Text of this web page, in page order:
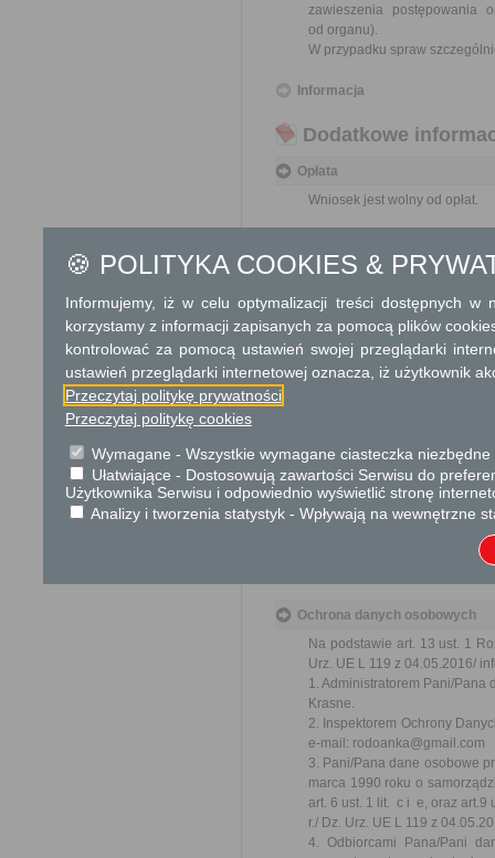
zawieszenia postępowania
od organu).
W przypadku spraw
Informacja
Dodatkowe
Opłata
Wniosek jest wolny od opłat.
Brak
Skargi i wnioski
Przedmiotem skargi może
ich pracowników, naruszenie
Organ właściwy dla
miesiąca.
Podstawa prawna
Ustawa z dnia 23
Ustawa z dnia 21
Ochrona danych osobowych
Na podstawie art. 13 ust. 1
Urz. UE L 119 z 04.05.2016/
1. Administratorem Pani/Pana
Krasne.
2. Inspektorem Ochrony
e-mail: rodoanka@gmail.com
3. Pani/Pana dane osobowe
marca 1990 roku o
art. 6 ust. 1 lit. c i e, oraz art.9
r./ Dz. Urz. UE L 119 z
4. Odbiorcami Pana/Pani
🍪 POLITYKA COOKIES &
Informujemy, iż w celu optymalizacji treści dostępnych w
korzystamy z informacji zapisanych za pomocą plików
kontrolować za pomocą ustawień swojej przeglądarki
ustawień przeglądarki internetowej oznacza, iż użytkownik
Przeczytaj politykę prywatności
Przeczytaj politykę cookies
Wymagane - Wszystkie wymagane ciasteczka
Ułatwiające - Dostosowują zawartości Serwisu do
Użytkownika Serwisu i odpowiednio wyświetlić stronę
Analizy i tworzenia statystyk - Wpływają na wewnętrzne